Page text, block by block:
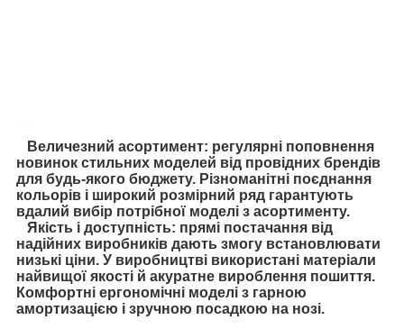
Величезний асортимент: регулярні поповнення
новинок стильних моделей від провідних брендів
для будь-якого бюджету. Різноманітні поєднання
кольорів і широкий розмірний ряд гарантують
вдалий вибір потрібної моделі з асортименту.
Якість і доступність: прямі постачання від
надійних виробників дають змогу встановлювати
низькі ціни. У виробництві використані матеріали
найвищої якості й акуратне вироблення пошиття.
Комфортні ергономічні моделі з гарною
амортизацією і зручною посадкою на нозі.